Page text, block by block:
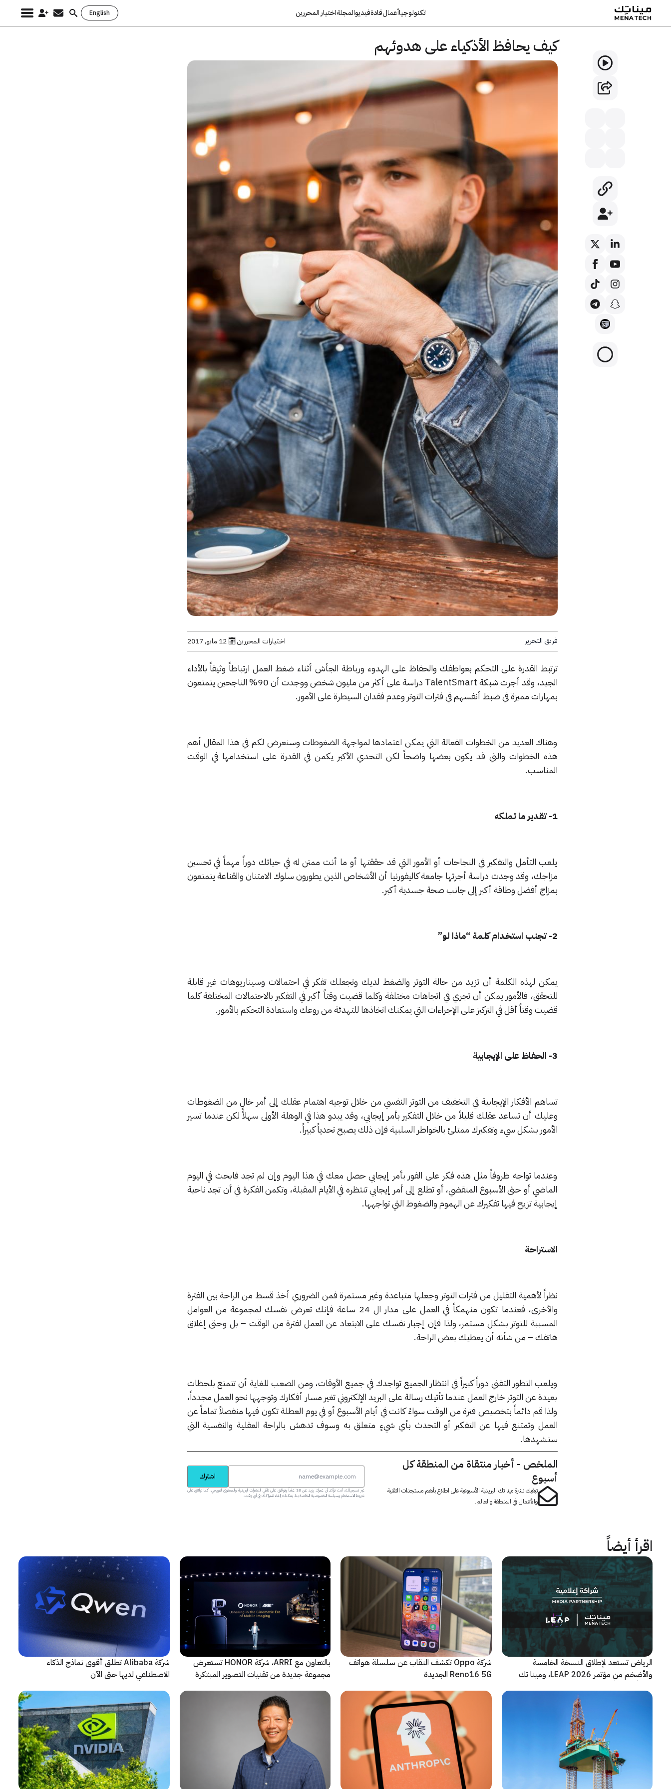
تكنولوجياأعمالقادةفيديوالمجلةاختيار المحررين English
Search
كيف يحافظ الأذكياء على هدوئهم
فريق التحرير اختيارات المحررين 12 مايو, 2017
ترتبط القدرة على التحكم بعواطفك والحفاظ على الهدوء ورباطة الجأش أثناء ضغط العمل ارتباطاً وثيقاً بالأداء
الجيد، وقد أجرت شبكة TalentSmart دراسة على أكثر من مليون شخص ووجدت أن 90% الناجحين يتمتعون
بمهارات مميزة في ضبط أنفسهم في فترات التوتر وعدم فقدان السيطرة على الأمور.
وهناك العديد من الخطوات الفعالة التي يمكن اعتمادها لمواجهة الضغوطات وسنعرض لكم في هذا المقال أهم
هذه الخطوات والتي قد يكون بعضها واضحاً لكن التحدي الأكبر يكمن في القدرة على استخدامها في الوقت
المناسب.
1- تقدير ما تملكه
يلعب التأمل والتفكير في النجاحات أو الأمور التي قد حققتها أو ما أنت ممتن له في حياتك دوراً مهماً في تحسين
مزاجك، وقد وجدت دراسة أجرتها جامعة كاليفورنيا أن الأشخاص الذين يطورون سلوك الامتنان والقناعة يتمتعون
بمزاج أفضل وطاقة أكبر إلى جانب صحة جسدية أكبر.
2- تجنب استخدام كلمة “ماذا لو”
يمكن لهذه الكلمة أن تزيد من حالة التوتر والضغط لديك وتجعلك تفكر في احتمالات وسيناريوهات غير قابلة
للتحقق، فالأمور يمكن أن تجري في اتجاهات مختلفة وكلما قضيت وقتاً أكبر في التفكير بالاحتمالات المختلفة كلما
قضيت وقتاً أقل في التركيز على الإجراءات التي يمكنك اتخاذها للتهدئة من روعك واستعادة التحكم بالأمور.
3- الحفاظ على الإيجابية
تساهم الأفكار الإيجابية في التخفيف من التوتر النفسي من خلال توجيه اهتمام عقلك إلى أمر خالٍ من الضغوطات
وعليك أن تساعد عقلك قليلاً من خلال التفكير بأمر إيجابي، وقد يبدو هذا في الوهلة الأولى سهلاً لكن عندما تسير
الأمور بشكل سيء وتفكيرك ممتلئ بالخواطر السلبية فإن ذلك يصبح تحدياً كبيراً.
وعندما تواجه ظروفاً مثل هذه فكر على الفور بأمر إيجابي حصل معك في هذا اليوم وإن لم تجد فابحث في اليوم
الماضي أو حتى الأسبوع المنقضي، أو تطلع إلى أمر إيجابي تنتظره في الأيام المقبلة، وتكمن الفكرة في أن تجد ناحية
إيجابية تزيح فيها تفكيرك عن الهموم والضغوط التي تواجهها.
الاستراحة
نظراً لأهمية التقليل من فترات التوتر وجعلها متباعدة وغير مستمرة فمن الضروري أخذ قسط من الراحة بين الفترة
والأخرى، فعندما تكون منهمكاً في العمل على مدار ال 24 ساعة فإنك تعرض نفسك لمجموعة من العوامل
المسببة للتوتر بشكل مستمر، ولذا فإن إجبار نفسك على الابتعاد عن العمل لفترة من الوقت – بل وحتى إغلاق
هاتفك – من شأنه أن يعطيك بعض الراحة.
ويلعب التطور التقني دوراً كبيراً في انتظار الجميع تواجدك في جميع الأوقات، ومن الصعب للغاية أن تتمتع بلحظات
بعيدة عن التوتر خارج العمل عندما تأتيك رسالة على البريد الإلكتروني تغير مسار أفكارك وتوجهها نحو العمل مجدداً،
ولذا قم دائماً بتخصيص فترة من الوقت سواءً كانت في أيام الأسبوع أو في يوم العطلة تكون فيها منفصلاً تماماً عن
العمل وتمتنع فيها عن التفكير أو التحدث بأي شيءٍ متعلق به وسوف تدهش بالراحة العقلية والنفسية التي
ستشهدها.
الملخص - أخبار منتقاة من المنطقة كل
أسبوع
تبقيك نشرة مينا تك البريدية الأسبوعية على اطلاع بأهم مستجدات التقنية
والأعمال في المنطقة والعالم.
اشترك
عبر تسجيلك، أنت تؤكد أن عمرك يزيد عن 18 عاماً وتوافق على تلقي النشرات البريدية والمحتوى الترويجي، كما توافق على
شروط الاستخدام وسياسة الخصوصية الخاصة بنا. يمكنك إلغاء اشتراكك في أي وقت.
اقرأ أيضاً
الرياض تستعد لإطلاق النسخة الخامسة
والأضخم من مؤتمر LEAP 2026، ومينا تك
شركة Oppo تكشف النقاب عن سلسلة هواتف
Reno16 5G الجديدة
بالتعاون مع ARRI، شركة HONOR تستعرض
مجموعة جديدة من تقنيات التصوير المبتكرة
شركة Alibaba تطلق أقوى نماذج الذكاء
الاصطناعي لديها حتى الآن